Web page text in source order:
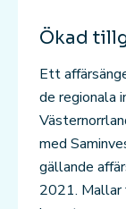
Ökad
Ett
de regionala
med
gällande
2021. Mallar